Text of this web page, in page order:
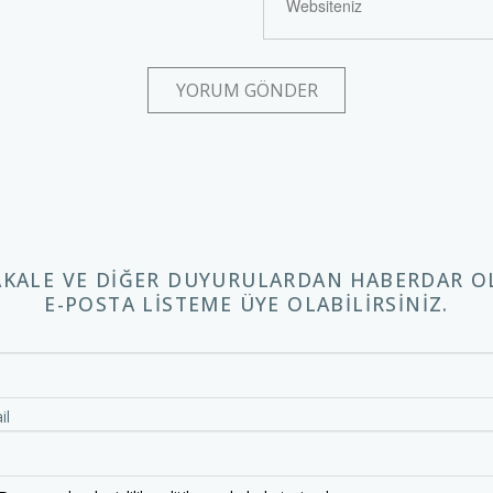
VE DIĞER DUYURULARDAN HABERDAR
E-POSTA LISTEME ÜYE OLABILIRSINIZ.